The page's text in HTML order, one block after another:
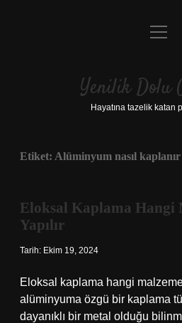
Anasayfa
Yasal Uyarı
Yenilik Dolu
Hayatına tazelik katan
Etiket: Alüminyum nasıl kaplanır
Eloksal Kaplama Hangi
Yapılır
Tarih: Ekim 19, 2024
Eloksal kaplama hangi
alüminyuma özgü bir kaplama
dayanıklı bir metal olduğu